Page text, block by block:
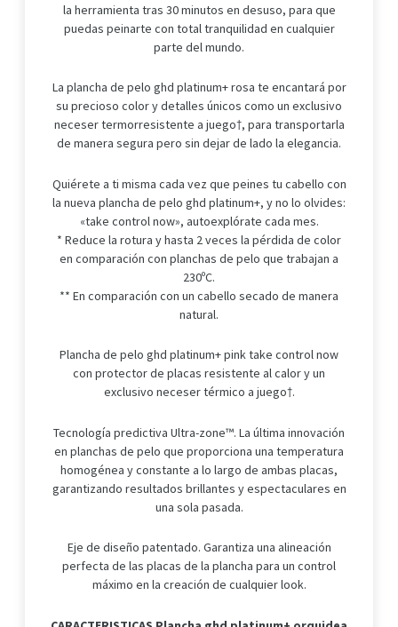
la herramienta tras 30 minutos en desuso, para que
puedas peinarte con total tranquilidad en cualquier
parte del mundo.
La plancha de pelo ghd platinum+ rosa te encantará por
su precioso color y detalles únicos como un exclusivo
neceser termorresistente a juego†, para transportarla
de manera segura pero sin dejar de lado la elegancia.
Quiérete a ti misma cada vez que peines tu cabello con
la nueva plancha de pelo ghd platinum+, y no lo olvides:
«take control now», autoexplórate cada mes.
* Reduce la rotura y hasta 2 veces la pérdida de color
en comparación con planchas de pelo que trabajan a
230ºC.
** En comparación con un cabello secado de manera
natural.
Plancha de pelo ghd platinum+ pink take control now
con protector de placas resistente al calor y un
exclusivo neceser térmico a juego†.
Tecnología predictiva Ultra-zone™. La última innovación
en planchas de pelo que proporciona una temperatura
homogénea y constante a lo largo de ambas placas,
garantizando resultados brillantes y espectaculares en
una sola pasada.
Eje de diseño patentado. Garantiza una alineación
perfecta de las placas de la plancha para un control
máximo en la creación de cualquier look.